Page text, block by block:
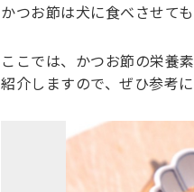
かつお節は犬に食べさせて
ここでは、かつお節の栄養
紹介しますので、ぜひ参考